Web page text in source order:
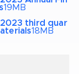
19MB
third quar
18MB